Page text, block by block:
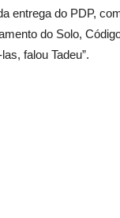
entrega do PDP,
do Solo,
falou Tadeu”.